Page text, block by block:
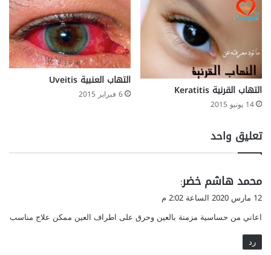
التهاب القرنية Keratitis
14 يونيو 2015
التهاب العنبية Uveitis
6 فبراير 2015
تعليق واحد
ي
ق
ل
محمد هاشم خضر:
12 مارس 2020 الساعة 2:02 م
اعاني من حساسية مزمنة بالعين وحرق على اطراف العين ممكن علاج مناسب
رد